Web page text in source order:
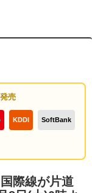
売
KDDI SoftBank
際線が片道